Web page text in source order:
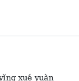
xué yuàn